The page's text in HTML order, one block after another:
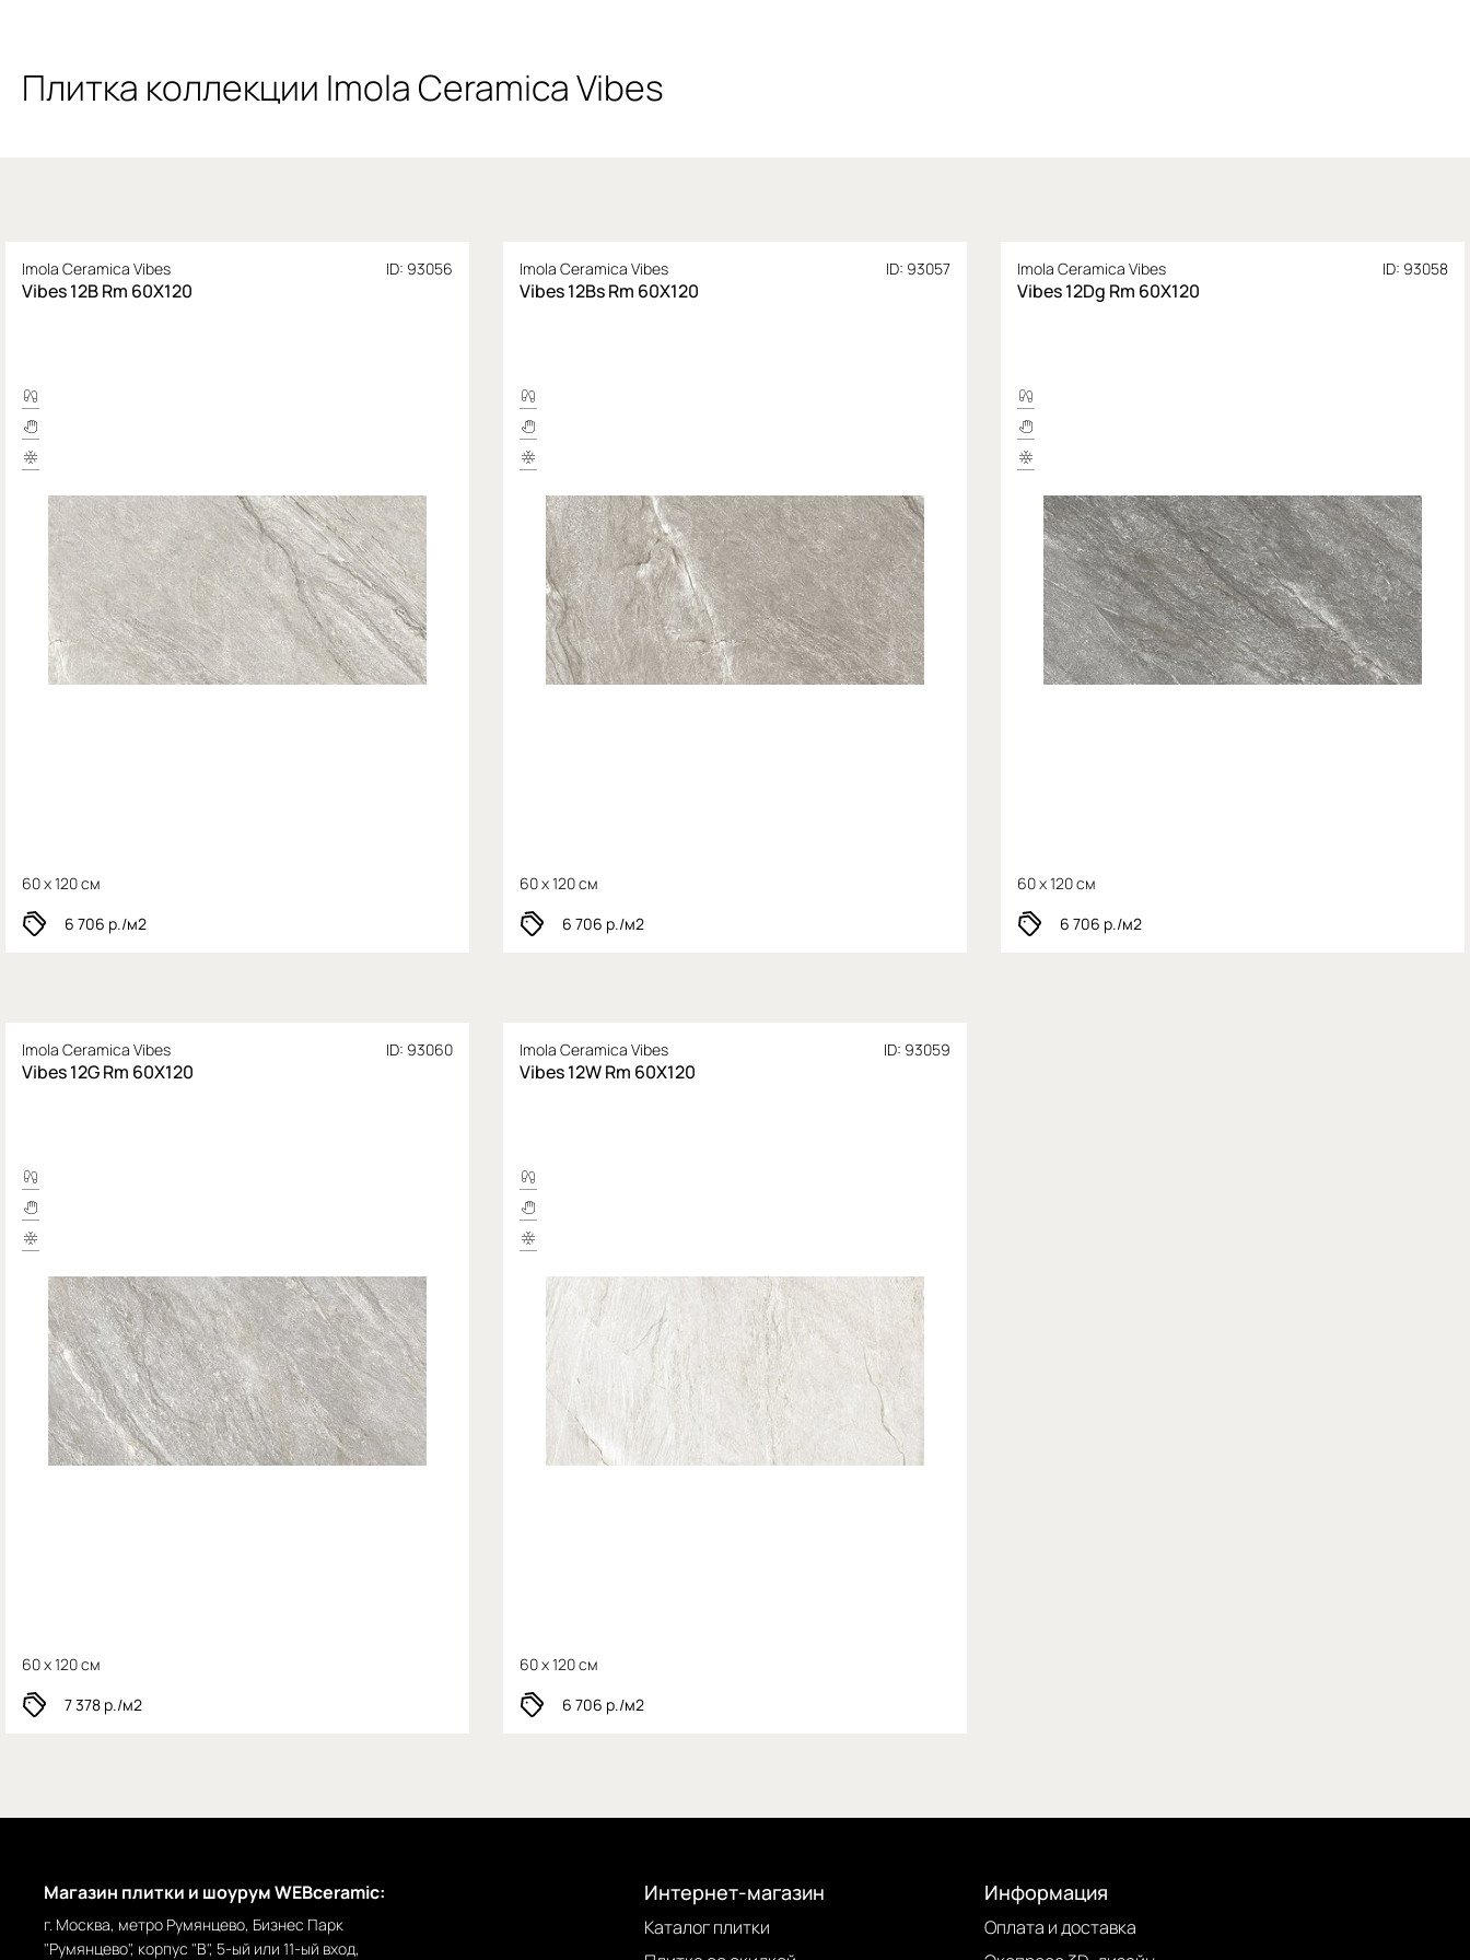
Плитка коллекции Imola Ceramica Vibes
Imola Ceramica Vibes ID: 93056
Vibes 12B Rm 60X120
60 x 120 см
6 706 р./м2
Imola Ceramica Vibes ID: 93057
Vibes 12Bs Rm 60X120
60 x 120 см
6 706 р./м2
Imola Ceramica Vibes ID: 93058
Vibes 12Dg Rm 60X120
60 x 120 см
6 706 р./м2
Imola Ceramica Vibes ID: 93060
Vibes 12G Rm 60X120
60 x 120 см
7 378 р./м2
Imola Ceramica Vibes ID: 93059
Vibes 12W Rm 60X120
60 x 120 см
6 706 р./м2
Магазин плитки и шоурум WEBceramic:
г. Москва, метро Румянцево, Бизнес Парк
"Румянцево", корпус "В", 5-ый или 11-ый вход,
Интернет-магазин
Каталог плитки
Информация
Оплата и доставка